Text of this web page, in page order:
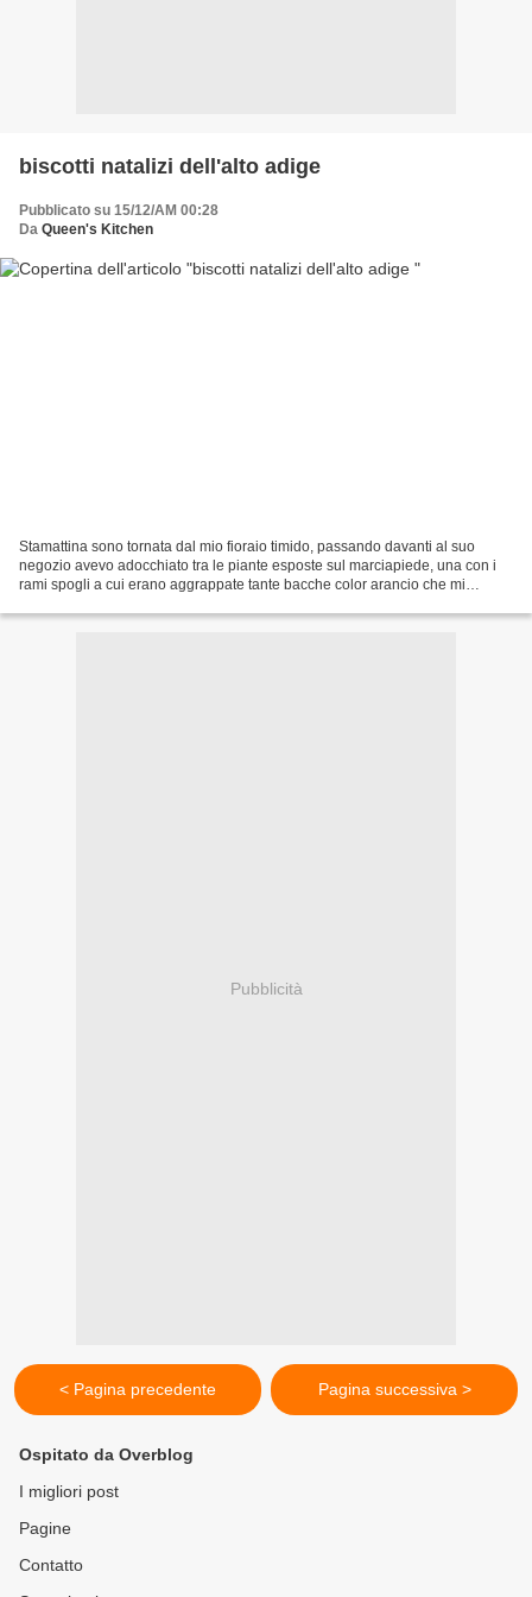
biscotti natalizi dell'alto adige
Pubblicato su 15/12/AM 00:28
Da Queen's Kitchen
Stamattina sono tornata dal mio fioraio timido, passando davanti al suo
negozio avevo adocchiato tra le piante esposte sul marciapiede, una con i
rami spogli a cui erano aggrappate tante bacche color arancio che mi
Pubblicità
< Pagina precedente Pagina successiva >
Ospitato da Overblog
I migliori post
Pagine
Contatto